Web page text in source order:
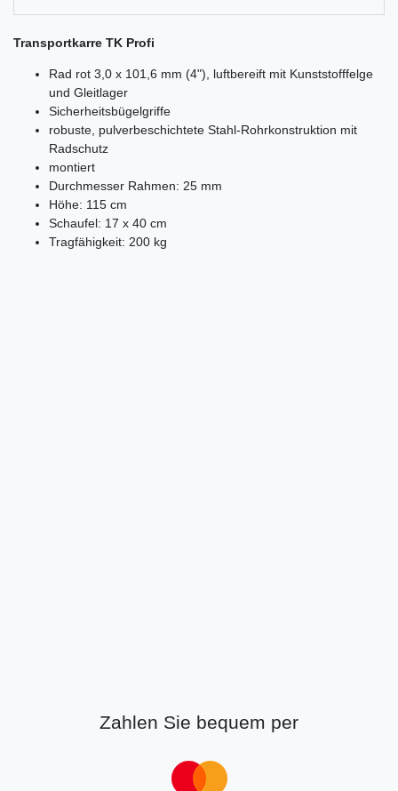
Transportkarre TK Profi
Rad rot 3,0 x 101,6 mm (4"), luftbereift mit Kunststofffelge
und Gleitlager
Sicherheitsbügelgriffe
robuste, pulverbeschichtete Stahl-Rohrkonstruktion mit
Radschutz
montiert
Durchmesser Rahmen: 25 mm
Höhe: 115 cm
Schaufel: 17 x 40 cm
Tragfähigkeit: 200 kg
Zahlen Sie bequem per